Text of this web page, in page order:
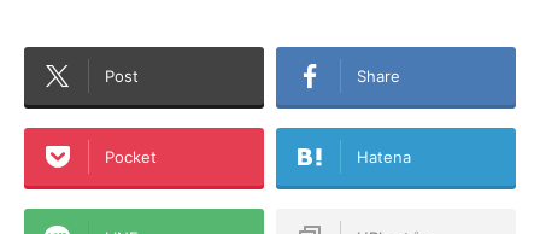
Post Share
Pocket Hatena